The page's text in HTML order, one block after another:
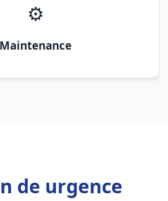
⚙️
Maintenance
de urgence